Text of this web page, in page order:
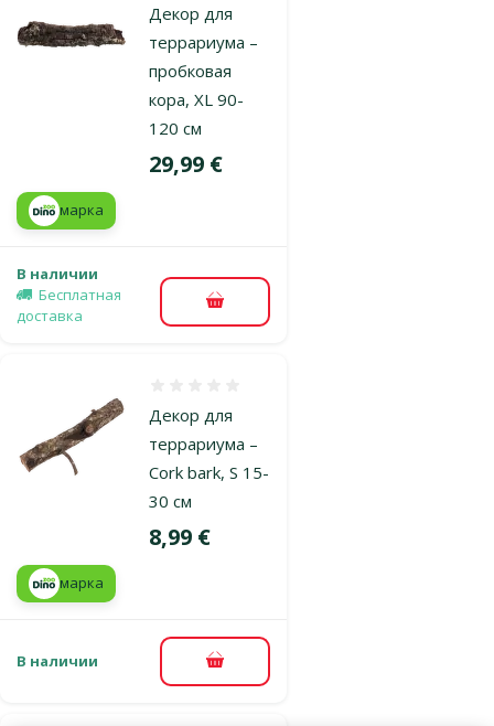
Декор для
террариума –
пробковая
кора, XL 90-
120 см
Цена
29,99 €
марка
В наличии
Бесплатная
доставка
В корзину
Декор для
террариума –
Cork bark, S 15-
30 см
Цена
8,99 €
марка
В наличии В корзину